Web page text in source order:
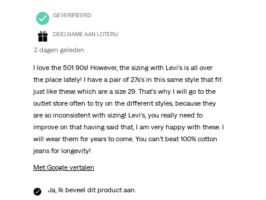
GEVERIFIEERD
DEELNAME AAN LOTERIJ
2 dagen geleden
I love the 501 90s! However, the sizing with Levi’s is all over
the place lately! I have a pair of 27s’s in this same style that fit
just like these which are a size 29. That’s why I will go to the
outlet store often to try on the different styles, because they
are so inconsistent with sizing! Levi’s, you really need to
improve on that having said that, I am very happy with these. I
will wear them for years to come. You can’t beat 100% cotton
jeans for longevity!
Met Google vertalen
Ja, Ik beveel dit product aan.